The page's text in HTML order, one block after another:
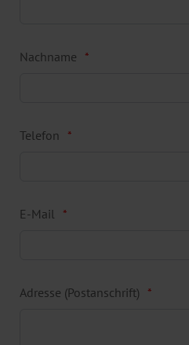
Nachname
Telefon
E-Mail
Adresse (Postanschrift)